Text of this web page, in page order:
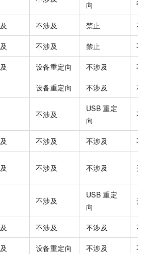
向
2
不涉及 禁止 不
不涉及 禁止 不
设备重定向 不涉及 不
设备重定向 不涉及 不
不涉及
USB 重定
向
不
不涉及 不涉及 不
不涉及 不涉及 开
不涉及
USB 重定
向
开
不涉及 不涉及 不
设备重定向 不涉及 不